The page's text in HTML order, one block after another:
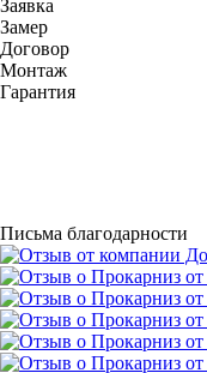
Заявка
Замер
Договор
Монтаж
Гарантия
Письма благодарности